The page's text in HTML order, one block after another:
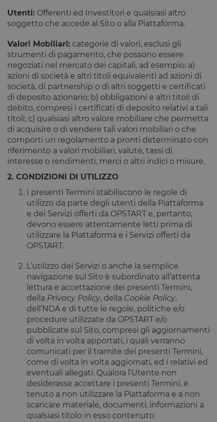
Utenti: Offerenti ed Investitori e qualsiasi altro
soggetto che accede al Sito o alla Piattaforma.
Valori Mobiliari: categorie di valori, esclusi gli
strumenti di pagamento, che possono essere
negoziati nel mercato dei capitali, ad esempio: a)
azioni di società e altri titoli equivalenti ad azioni di
società, di partnership o di altri soggetti e certificati
di deposito azionario; b) obbligazioni e altri titoli di
debito, compresi i certificati di deposito relativi a tali
titoli; c) qualsiasi altro valore mobiliare che permetta
di acquisire o di vendere tali valori mobiliari o che
comporti un regolamento a pronti determinato con
riferimento a valori mobiliari, valute, tassi di
interesse o rendimenti, merci o altri indici o misure.
2. CONDIZIONI DI UTILIZZO
I presenti Termini stabiliscono le regole di
utilizzo da parte degli utenti della Piattaforma
e dei Servizi offerti da OPSTART e, pertanto,
devono essere attentamente letti prima di
utilizzare la Piattaforma e i Servizi offerti da
OPSTART.
L’utilizzo dei Servizi o anche la semplice
navigazione sul Sito è subordinato all’attenta
lettura e accettazione dei presenti Termini,
della Privacy Policy, della Cookie Policy,
dell’NDA e di tutte le regole, politiche e/o
procedure utilizzate da OPSTART e/o
pubblicate sul Sito, compresi gli aggiornamenti
di volta in volta apportati, i quali verranno
comunicati per il tramite dei presenti Termini,
come di volta in volta aggiornati, ed i relativi ed
eventuali allegati. Qualora l’Utente non
desiderasse accettare i presenti Termini, è
tenuto a non utilizzare la Piattaforma e a non
scaricare materiale, documenti, informazioni a
qualsiasi titolo in esso contenuto.